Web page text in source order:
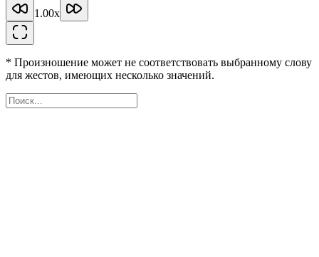
1.00x
* Произношение может не соответствовать выбранному слову
для жестов, имеющих несколько значений.